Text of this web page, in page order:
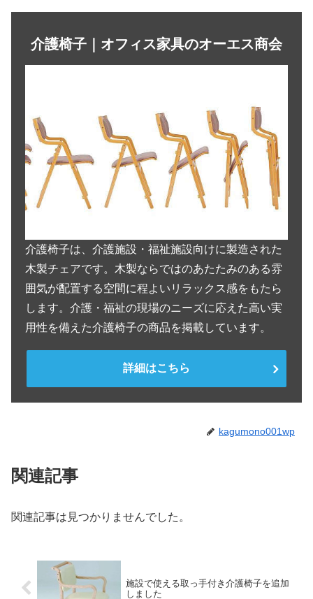
介護椅子｜オフィス家具のオーエス商会
介護椅子は、介護施設・福祉施設向けに製造された
木製チェアです。木製ならではのあたたみのある雰
囲気が配置する空間に程よいリラックス感をもたら
します。介護・福祉の現場のニーズに応えた高い実
用性を備えた介護椅子の商品を掲載しています。
詳細はこちら
kagumono001wp
関連記事
関連記事は見つかりませんでした。
施設で使える取っ手付き介護椅子を追加
しました